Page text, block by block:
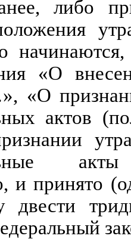
либо
«О
«О
актов
и принято
двести